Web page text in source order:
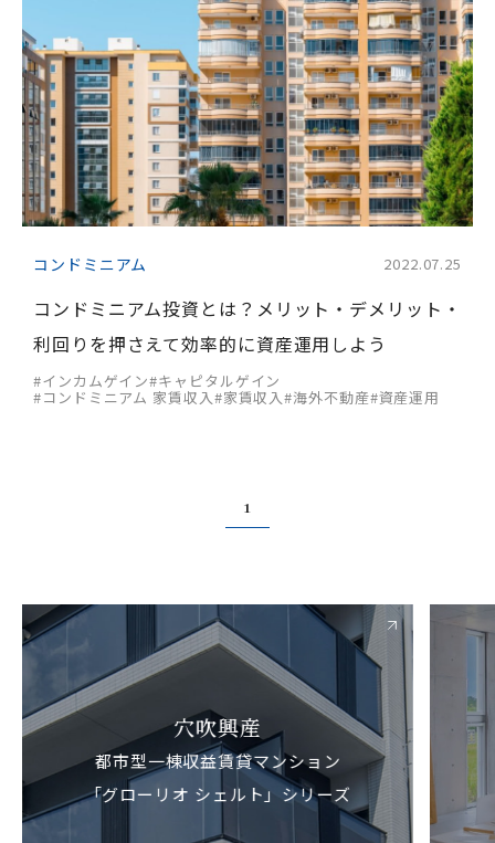
コンドミニアム 2022.07.25
コンドミニアム投資とは？メリット・デメリット・
利回りを押さえて効率的に資産運用しよう
#インカムゲイン#キャピタルゲイン
#コンドミニアム 家賃収入#家賃収入#海外不動産#資産運用
1
穴吹興産
都市型一棟収益賃貸マンション
「グローリオ シェルト」シリーズ